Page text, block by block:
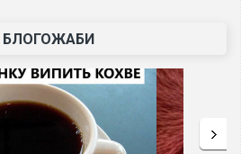
БЛОГОЖАБИ